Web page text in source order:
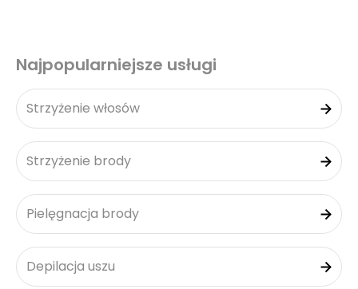
Najpopularniejsze usługi
Strzyżenie włosów
Strzyżenie brody
Pielęgnacja brody
Depilacja uszu